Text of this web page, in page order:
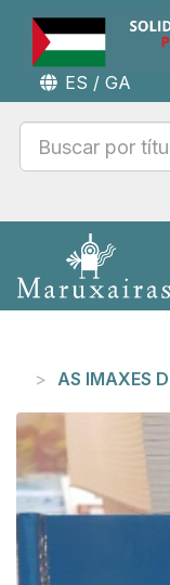
ES / GA
AS IMAXES